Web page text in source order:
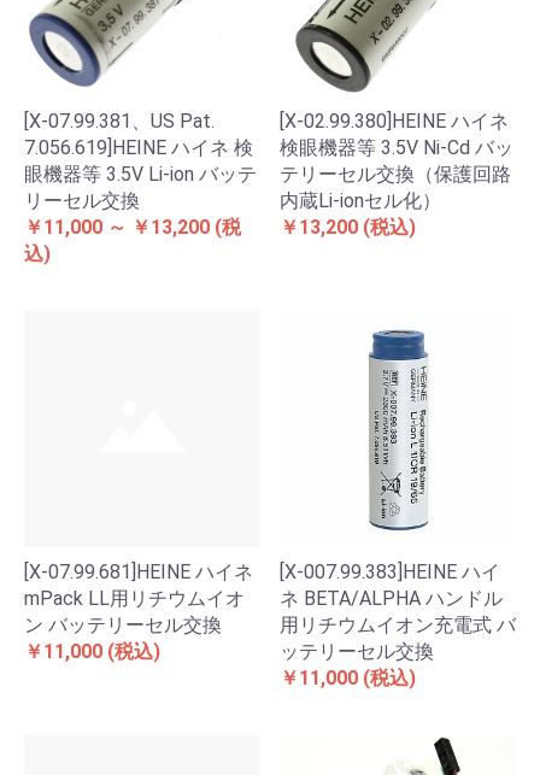
[X-07.99.381、US Pat.
7.056.619]HEINE ハイネ 検
眼機器等 3.5V Li-ion バッテ
リーセル交換
￥11,000 ～ ￥13,200 (税
込)
[X-02.99.380]HEINE ハイネ
検眼機器等 3.5V Ni-Cd バッ
テリーセル交換（保護回路
内蔵Li-ionセル化）
￥13,200 (税込)
[X-07.99.681]HEINE ハイネ
mPack LL用リチウムイオ
ン バッテリーセル交換
￥11,000 (税込)
[X-007.99.383]HEINE ハイ
ネ BETA/ALPHA ハンドル
用リチウムイオン充電式 バ
ッテリーセル交換
￥11,000 (税込)